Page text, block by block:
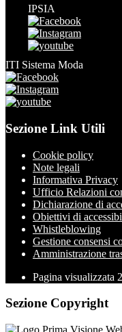
IPSIA
ITI Sistema Moda
Sezione Link Utili
Cookie policy
Note legali
Informativa Privacy
Ufficio Relazioni
Dichiarazione di
Obiettivi di
Whistleblowing
Gestione consensi
Amministrazione
Pagina visualizzata
Sezione Copyright